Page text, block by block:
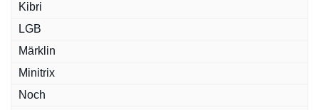
Kibri
LGB
Märklin
Minitrix
Noch